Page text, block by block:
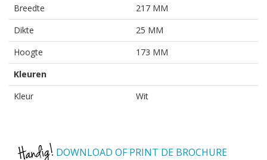
Breedte
217 MM
Dikte
25 MM
Hoogte
173 MM
Kleuren
Kleur
Wit
DOWNLOAD OF PRINT DE BROCHURE